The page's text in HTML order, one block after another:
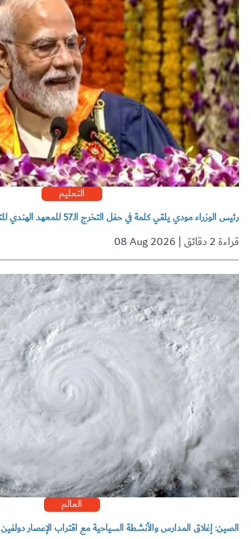
التعليم
رئيس الوزراء مودي يلقي كلمة في حفل التخرج الـ57 للمعهد الهندي للتكنولوجيا بدلهي
08 Aug 2026 | قراءة 2 دقائق
العالم
الصين: إغلاق المدارس والأنشطة السياحية مع اقتراب الإعصار دولفين